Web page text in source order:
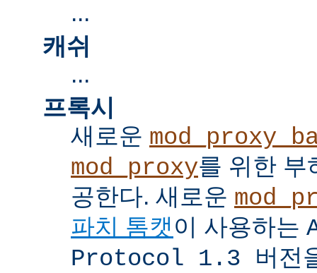
...
캐쉬
...
프록시
새로운
mod_proxy를 위한 부
공한다. 새로운
파치 톰캣 이 사용하는
Protocol 1.3 버전